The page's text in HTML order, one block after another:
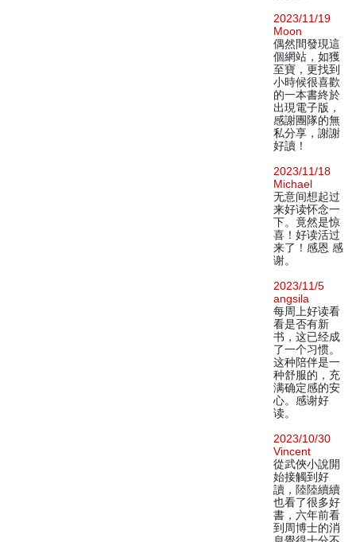
2023/11/19
Moon
偶然間發現這
個網站，如獲
至寶，更找到
小時候很喜歡
的一本書終於
出現電子版，
感謝團隊的無
私分享，謝謝
好讀！
2023/11/18
Michael
无意间想起过
来好读怀念一
下。竟然是惊
喜！好读活过
来了！感恩 感
谢。
2023/11/5
angsila
每周上好读看
看是否有新
书，这已经成
了一个习惯。
这种陪伴是一
种舒服的，充
满确定感的安
心。感谢好
读。
2023/10/30
Vincent
從武俠小說開
始接觸到好
讀，陸陸續續
也看了很多好
書，六年前看
到周博士的消